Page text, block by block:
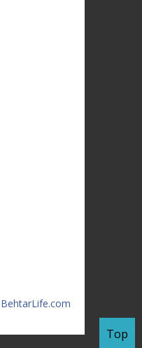
BehtarLife.com
Top